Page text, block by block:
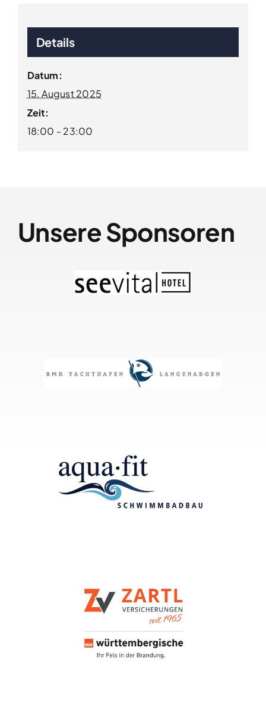
Details
Datum:
15. August 2025
Zeit:
18:00 - 23:00
Unsere Sponsoren